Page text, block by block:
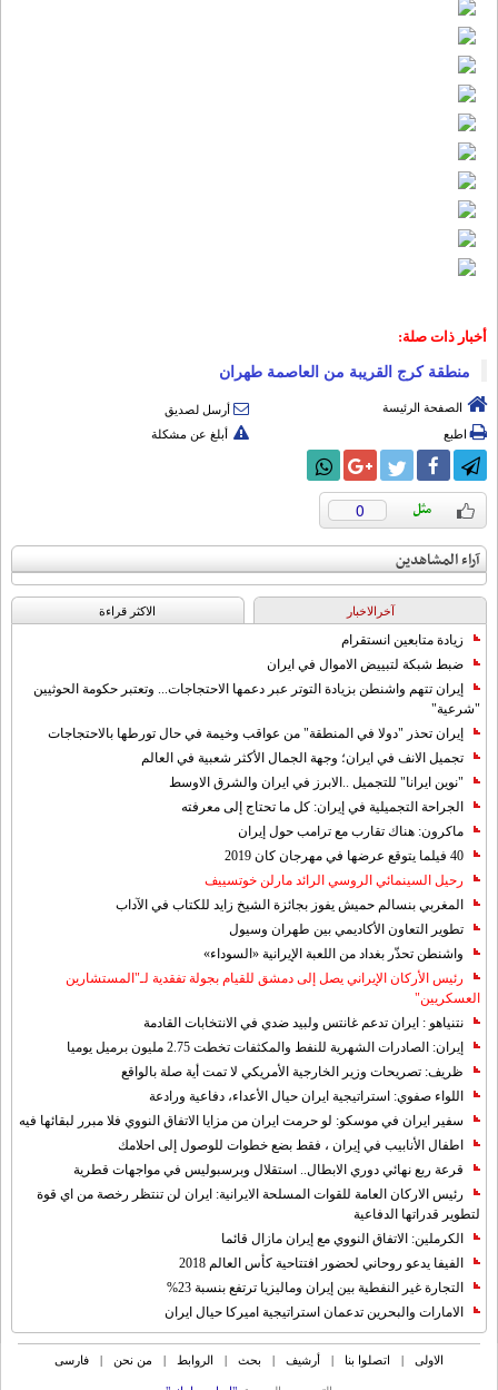
أخبار ذات صلة:
منطقة کرج القریبة من العاصمة طهران
الصفحة الرئيسة
أرسل لصديق
اطبع
أبلغ عن مشكلة
0
آراء المشاهدين
آخرالاخبار الاکثر قراءة
زيادة متابعين انستقرام
ضبط شبكة لتبييض الاموال في ايران
إيران تتهم واشنطن بزيادة التوتر عبر دعمها الاحتجاجات... وتعتبر حكومة الحوثيين
"شرعية"
إيران تحذر "دولا في المنطقة" من عواقب وخيمة في حال تورطها بالاحتجاجات
تجميل الانف في ايران؛ وجهة الجمال الأكثر شعبية في العالم
"نوين ايرانا" للتجميل ..الابرز في ايران والشرق الاوسط
الجراحة التجميلية في إيران: كل ما تحتاج إلى معرفته
ماكرون: هناك تقارب مع ترامب حول إيران
40 فيلما يتوقع عرضها في مهرجان كان 2019
رحيل السينمائي الروسي الرائد مارلن خوتسييف
المغربي بنسالم حميش يفوز بجائزة الشيخ زايد للكتاب في الآداب
تطوير التعاون الأكاديمي بين طهران وسيول
واشنطن تحذّر بغداد من اللعبة الإيرانية «السوداء»
رئيس الأركان الإيراني يصل إلى دمشق للقيام بجولة تفقدية لـ"المستشارين
العسكريين"
نتنياهو : ايران تدعم غانتس ولبيد ضدي في الانتخابات القادمة
إيران: الصادرات الشهریة للنفط والمكثفات تخطت 2.75 مليون برميل يوميا
ظريف: تصريحات وزير الخارجية الأمريكي لا تمت أية صلة بالواقع
اللواء صفوي: استراتيجية ايران حيال الأعداء، دفاعية ورادعة
سفير ايران في موسكو: لو حرمت ايران من مزايا الاتفاق النووي فلا مبرر لبقائها فيه
اطفال الأنابيب في إيران ، فقط بضع خطوات للوصول إلى احلامك
قرعة ربع نهائي دوري الابطال.. استقلال وبرسبوليس في مواجهات قطرية
رئيس الاركان العامة للقوات المسلحة الايرانية: ايران لن تنتظر رخصة من اي قوة
لتطوير قدراتها الدفاعية
الكرملين: الاتفاق النووي مع إيران مازال قائما
الفيفا يدعو روحاني لحضور افتتاحية كأس العالم 2018
التجارة غیر النفطیة بین إیران ومالیزیا ترتفع بنسبة 23%
الامارات والبحرين تدعمان استراتيجية اميركا حيال ايران
الاولی | اتصلوا بنا | أرشیف | بحث | الروابط | من نحن | فارسی